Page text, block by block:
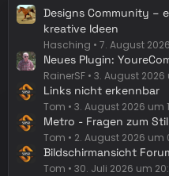
Designs Community –
kreative Ideen
Hasching 7. August
Neues Plugin:
RainerSF 3. August 2026
Links nicht erkennbar
Tom 3. August 2026 um
Metro - Fragen zum Stil
Tom 2. August 2026 um
Bildschirmansicht
Tom 30. Juli 2026 um